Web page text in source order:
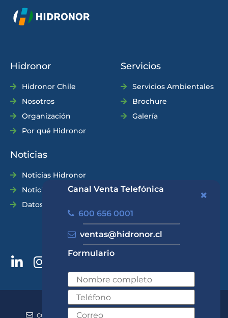
Canal Venta Telefónica
600 656 0001
ventas@hidronor.cl
Formulario
Hidronor
Hidronor Chile
Nosotros
Organización
Por qué Hidronor
Servicios
Servicios Ambientales
Brochure
Galería
Noticias
Noticias Hidronor
Noticias Industria
Datos Prácticos
600 656 0001
+562 2570 5700
contacto@hidronor.cl